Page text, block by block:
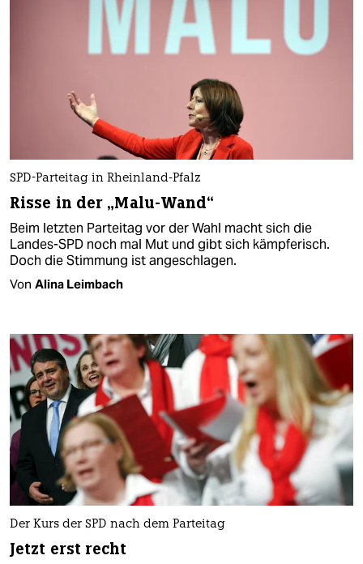
SPD-Parteitag in Rheinland-Pfalz
Risse in der „Malu-Wand“
Beim letzten Parteitag vor der Wahl macht sich die
Landes-SPD noch mal Mut und gibt sich kämpferisch.
Doch die Stimmung ist angeschlagen.
Von Alina Leimbach
Der Kurs der SPD nach dem Parteitag
Jetzt erst recht